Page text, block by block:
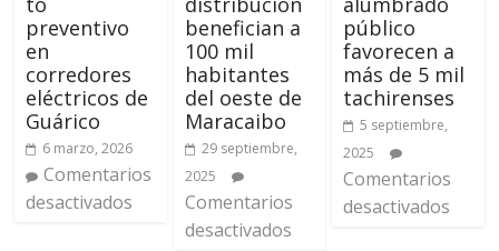
preventivo
en
corredores
eléctricos de
Guárico
6 marzo, 2026
Comentarios
desactivados
benefician a
100 mil
habitantes
del oeste de
Maracaibo
29 septiembre,
2025
Comentarios
desactivados
público
favorecen a
más de 5 mil
tachirenses
5 septiembre,
2025
Comentarios
desactivados